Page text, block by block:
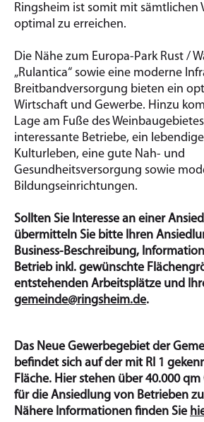
Ringsheim ist somit mit sämtlichen
optimal zu erreichen.
Die Nähe zum Europa-Park Rust /
„Rulantica“ sowie eine moderne
Breitbandversorgung bieten ein
Wirtschaft und Gewerbe. Hinzu
Lage am Fuße des
interessante Betriebe, ein
Kulturleben, eine gute Nah- und
Gesundheitsversorgung sowie
Bildungseinrichtungen.
Sollten Sie Interesse an einer
übermitteln Sie bitte Ihren
Business-Beschreibung,
Betrieb inkl. gewünschte
entstehenden Arbeitsplätze und
gemeinde@ringsheim.de.
Das Neue Gewerbegebiet der
befindet sich auf der mit RI 1
Fläche. Hier stehen über 40.000
für die Ansiedlung von Betrieben
Nähere Informationen finden Sie